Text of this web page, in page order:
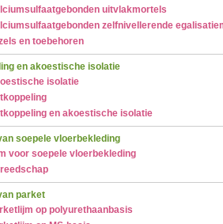
uitvlakmortels
zelfnivellerende
en toebehoren
en akoestische isolatie
isolatie
en akoestische isolatie
soepele vloerbekleding
voor soepele vloerbekleding
parket
op polyurethaanbasis